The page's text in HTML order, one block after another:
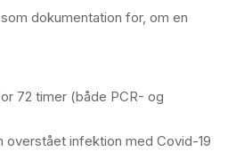
dokumentation for, om en
72 timer (både PCR- og
overstået infektion med Covid-19